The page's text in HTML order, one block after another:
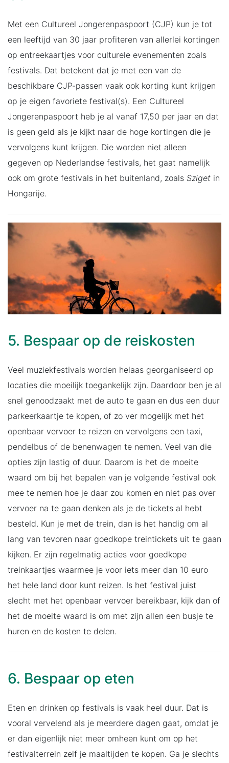
Met een Cultureel Jongerenpaspoort (CJP) kun je tot
een leeftijd van 30 jaar profiteren van allerlei kortingen
op entreekaartjes voor culturele evenementen zoals
festivals. Dat betekent dat je met een van de
beschikbare CJP-passen vaak ook korting kunt krijgen
op je eigen favoriete festival(s). Een Cultureel
Jongerenpaspoort heb je al vanaf 17,50 per jaar en dat
is geen geld als je kijkt naar de hoge kortingen die je
vervolgens kunt krijgen. Die worden niet alleen
gegeven op Nederlandse festivals, het gaat namelijk
ook om grote festivals in het buitenland, zoals Sziget in
Hongarije.
5. Bespaar op de reiskosten
Veel muziekfestivals worden helaas georganiseerd op
locaties die moeilijk toegankelijk zijn. Daardoor ben je al
snel genoodzaakt met de auto te gaan en dus een duur
parkeerkaartje te kopen, of zo ver mogelijk met het
openbaar vervoer te reizen en vervolgens een taxi,
pendelbus of de benenwagen te nemen. Veel van die
opties zijn lastig of duur. Daarom is het de moeite
waard om bij het bepalen van je volgende festival ook
mee te nemen hoe je daar zou komen en niet pas over
vervoer na te gaan denken als je de tickets al hebt
besteld. Kun je met de trein, dan is het handig om al
lang van tevoren naar goedkope treintickets uit te gaan
kijken. Er zijn regelmatig acties voor goedkope
treinkaartjes waarmee je voor iets meer dan 10 euro
het hele land door kunt reizen. Is het festival juist
slecht met het openbaar vervoer bereikbaar, kijk dan of
het de moeite waard is om met zijn allen een busje te
huren en de kosten te delen.
6. Bespaar op eten
Eten en drinken op festivals is vaak heel duur. Dat is
vooral vervelend als je meerdere dagen gaat, omdat je
er dan eigenlijk niet meer omheen kunt om op het
festivalterrein zelf je maaltijden te kopen. Ga je slechts